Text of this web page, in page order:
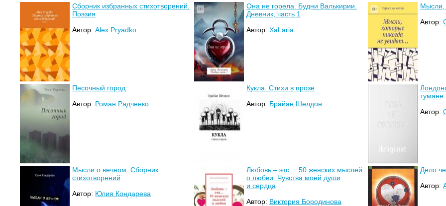
Сборник избранных стихотворений.
Поэзия
Автор:Alex Pryadko
Она не горела. Будни Валькирии.
Дневник, часть 1
Автор: XaLaria
Мысли,
Автор:
Песочный город
Автор: Роман Радченко
Кукла. Стихи в прозе
Автор: Брайан Шелдон
тумане
Автор:
Мысли о вечном. Сборник
стихотворений
Автор: Юлия Кондарева
Любовь – это… 50 женских мыслей
о любви. Чувства моей души
и сердца
Автор: Виктория Бородинова
Дело
Автор: